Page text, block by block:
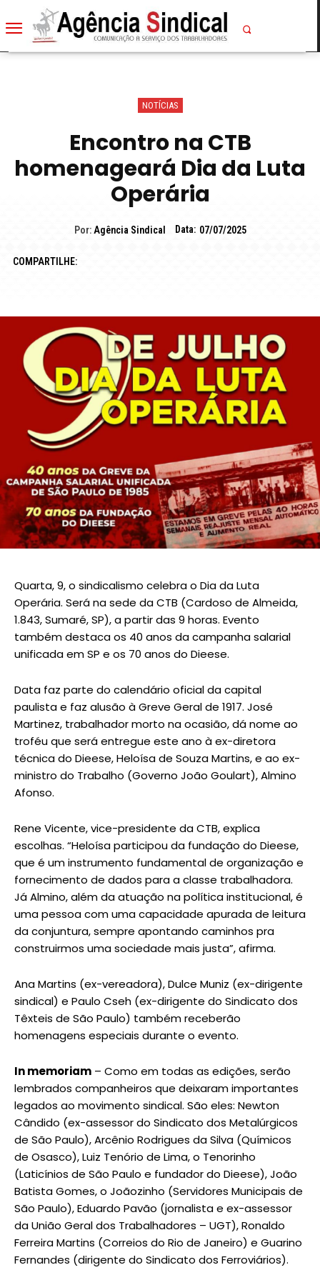
NOTÍCIAS
Encontro na CTB
homenageará Dia da Luta
Operária
Por: Agência Sindical Data: 07/07/2025
COMPARTILHE:
Quarta, 9, o sindicalismo celebra o Dia da Luta
Operária. Será na sede da CTB (Cardoso de Almeida,
1.843, Sumaré, SP), a partir das 9 horas. Evento
também destaca os 40 anos da campanha salarial
unificada em SP e os 70 anos do Dieese.
Data faz parte do calendário oficial da capital
paulista e faz alusão à Greve Geral de 1917. José
Martinez, trabalhador morto na ocasião, dá nome ao
troféu que será entregue este ano à ex-diretora
técnica do Dieese, Heloísa de Souza Martins, e ao ex-
ministro do Trabalho (Governo João Goulart), Almino
Afonso.
Rene Vicente, vice-presidente da CTB, explica
escolhas. “Heloísa participou da fundação do Dieese,
que é um instrumento fundamental de organização e
fornecimento de dados para a classe trabalhadora.
Já Almino, além da atuação na política institucional, é
uma pessoa com uma capacidade apurada de leitura
da conjuntura, sempre apontando caminhos pra
construirmos uma sociedade mais justa”, afirma.
Ana Martins (ex-vereadora), Dulce Muniz (ex-dirigente
sindical) e Paulo Cseh (ex-dirigente do Sindicato dos
Têxteis de São Paulo) também receberão
homenagens especiais durante o evento.
In memoriam – Como em todas as edições, serão
lembrados companheiros que deixaram importantes
legados ao movimento sindical. São eles: Newton
Cândido (ex-assessor do Sindicato dos Metalúrgicos
de São Paulo), Arcênio Rodrigues da Silva (Químicos
de Osasco), Luiz Tenório de Lima, o Tenorinho
(Laticínios de São Paulo e fundador do Dieese), João
Batista Gomes, o Joãozinho (Servidores Municipais de
São Paulo), Eduardo Pavão (jornalista e ex-assessor
da União Geral dos Trabalhadores – UGT), Ronaldo
Ferreira Martins (Correios do Rio de Janeiro) e Guarino
Fernandes (dirigente do Sindicato dos Ferroviários).